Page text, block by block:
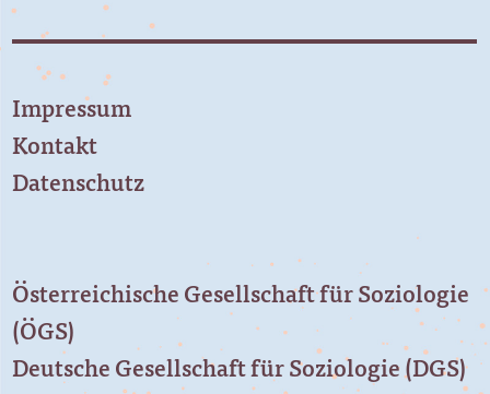
Impressum
Kontakt
Datenschutz
Österreichische Gesellschaft für Soziologie
(ÖGS)
Deutsche Gesellschaft für Soziologie (DGS)